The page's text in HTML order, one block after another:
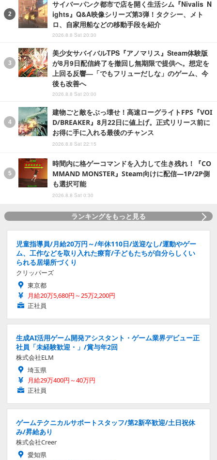
サイバーパンク都市で店を開く生活シム『Nivalis N
ights』Q&A映像シリーズ第3弾！タクシー、メト
ロ、自家用船などの移動手段を紹介
2026.8.8 Sat 20:30
美少女サバイバルTPS『アノマリス』Steam体験版
が8月9日配信終了を撤回し無期限で提供へ。想定を
上回る反響―「でもフリューだしな」のゲーム、今
後も改善へ
2026.8.8 Sat 20:00
建物ごと敵をぶっ壊せ！高速ローグライトFPS『VOI
D/BREAKER』8月22日に値上げ。正式リリース前に
お得に手に入れる最後のチャンス
2026.8.8 Sat 22:15
時間内に格ゲーコマンドを入力して生き残れ！『CO
MMAND MONSTER』Steam向けに配信―1P/2P側
も選択可能
2026.8.8 Sat 0:30
ランキングをもっと見る
児童指導員/月給20万円～/年休110日/送迎なし/運動やゲー
ム、工作などを取り入れた療育/子どもたちが自分らしくい
られる居場所づくり
クリッパーズ
東京都
月給20万5,680円～25万2,200円
正社員
生成AI活用ゲーム開発アシスタント・ゲーム業界デビュー正
社員「未経験歓迎・」/賞与年2回
株式会社ELM
埼玉県
月給29万400円～40万円
正社員
ゲームテクニカルサポートスタッフ/第2新卒歓迎/土日祝休
み/昇給あり
株式会社Creer
愛知県